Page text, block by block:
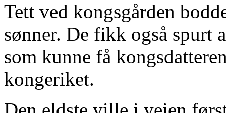
Tett ved kongsgården
sønner. De fikk også spurt
som kunne få
kongeriket.